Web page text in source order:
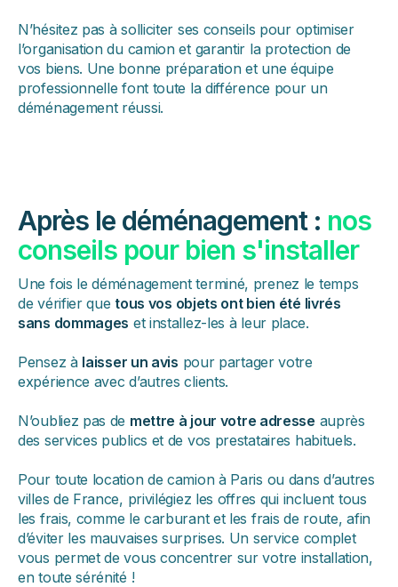
N’hésitez pas à solliciter ses conseils pour optimiser
l’organisation du camion et garantir la protection de
vos biens. Une bonne préparation et une équipe
professionnelle font toute la différence pour un
déménagement réussi.
Après le déménagement : nos
conseils pour bien s'installer
Une fois le déménagement terminé, prenez le temps
de vérifier que tous vos objets ont bien été livrés
sans dommages et installez-les à leur place.
Pensez à laisser un avis pour partager votre
expérience avec d’autres clients.
N’oubliez pas de mettre à jour votre adresse auprès
des services publics et de vos prestataires habituels.
Pour toute location de camion à Paris ou dans d’autres
villes de France, privilégiez les offres qui incluent tous
les frais, comme le carburant et les frais de route, afin
d’éviter les mauvaises surprises. Un service complet
vous permet de vous concentrer sur votre installation,
en toute sérénité !